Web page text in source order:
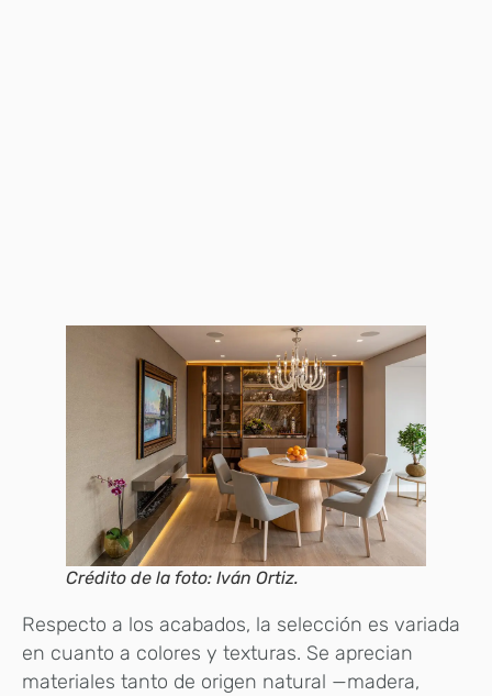
Crédito de la foto: Iván Ortiz.
Respecto a los acabados, la selección es variada
en cuanto a colores y texturas. Se aprecian
materiales tanto de origen natural —madera,